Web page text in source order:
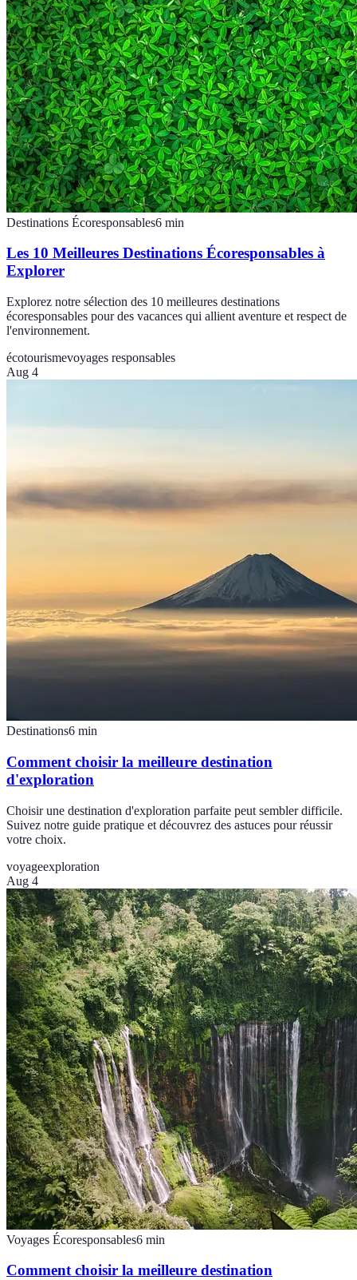
Destinations Écoresponsables6 min
Les 10 Meilleures Destinations Écoresponsables à
Explorer
Explorez notre sélection des 10 meilleures destinations
écoresponsables pour des vacances qui allient aventure et respect de
l'environnement.
écotourismevoyages responsables
Aug 4
Destinations6 min
Comment choisir la meilleure destination
d'exploration
Choisir une destination d'exploration parfaite peut sembler difficile.
Suivez notre guide pratique et découvrez des astuces pour réussir
votre choix.
voyageexploration
Aug 4
Voyages Écoresponsables6 min
Comment choisir la meilleure destination